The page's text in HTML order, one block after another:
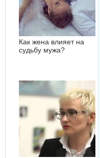
Как жена влияет на
судьбу мужа?